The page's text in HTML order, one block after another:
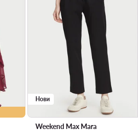
Нови
Weekend Max Mara